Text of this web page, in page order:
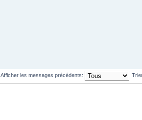
Afficher les messages précédents: